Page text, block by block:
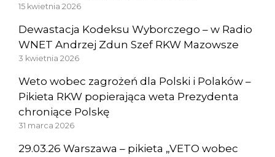
15 kwietnia 2026
Dewastacja Kodeksu Wyborczego – w Radio
WNET Andrzej Zdun Szef RKW Mazowsze
3 kwietnia 2026
Weto wobec zagrożeń dla Polski i Polaków –
Pikieta RKW popierająca weta Prezydenta
chroniące Polskę
31 marca 2026
29.03.26 Warszawa – pikieta „VETO wobec